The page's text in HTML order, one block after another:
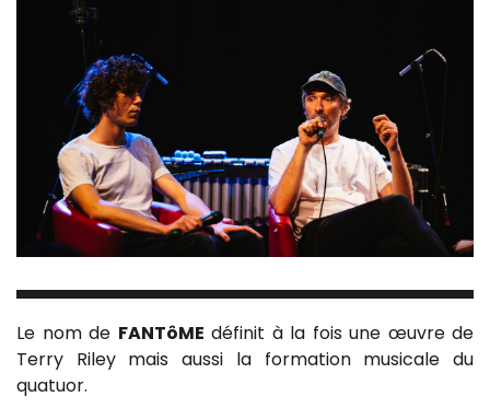
Le nom de FANTôME définit à la fois une œuvre de
Terry Riley mais aussi la formation musicale du
quatuor.